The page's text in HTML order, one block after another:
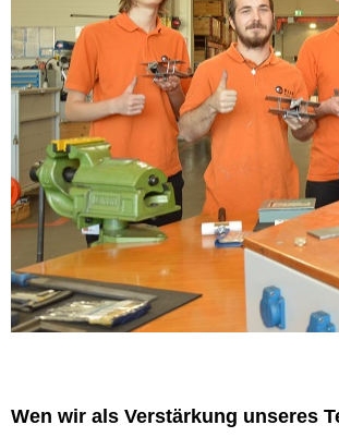
Wen wir als Verstärkung unseres